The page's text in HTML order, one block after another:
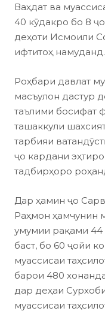
Ваҳдат ва
40 кӯдакро бо 8
деҳоти Исмоили
ифтитоҳ намуданд.
Роҳбари давлат
масъулон дастур
таълими босифат
ташаккули
тарбияи
ҷо кардани
тадбирҳоро
Дар ҳамин ҷо
Раҳмон ҳамчунин
умумии рақами 44
баст, бо 60 ҷойи
муассисаи
барои 480
дар деҳаи
муассисаи